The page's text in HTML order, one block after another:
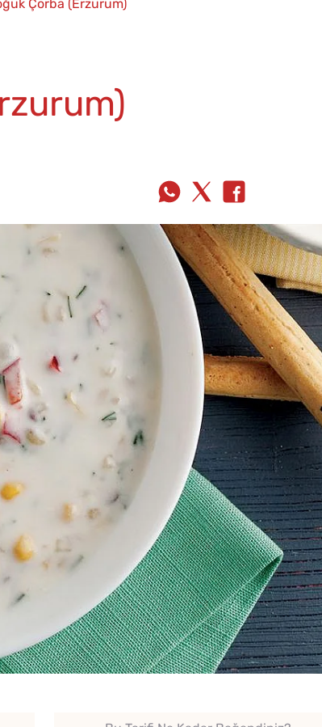
Çorba (Erzurum)